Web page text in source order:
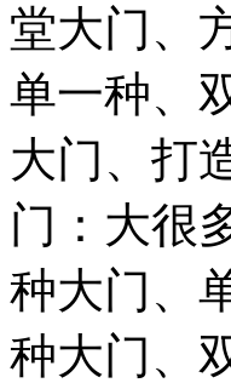
堂大门、
单一种、
大门、打
门：大很
种大门、
种大门、